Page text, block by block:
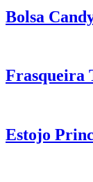
Bolsa
Frasqueira
Estojo